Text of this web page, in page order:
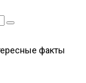
факты